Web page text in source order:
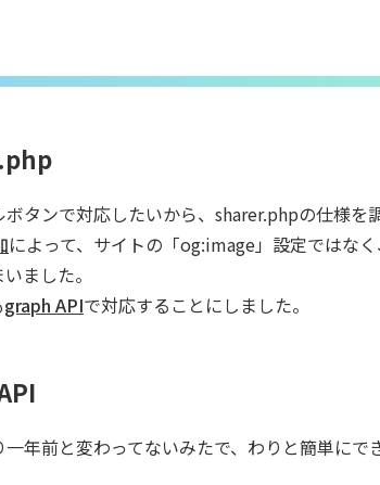
タンで対応したいから、sharer.phpの仕様を
によって、サイトの「og:image」設定ではな
ました。
graph APIで対応することにしました。
年前と変わってないみたで、わりと簡単にで